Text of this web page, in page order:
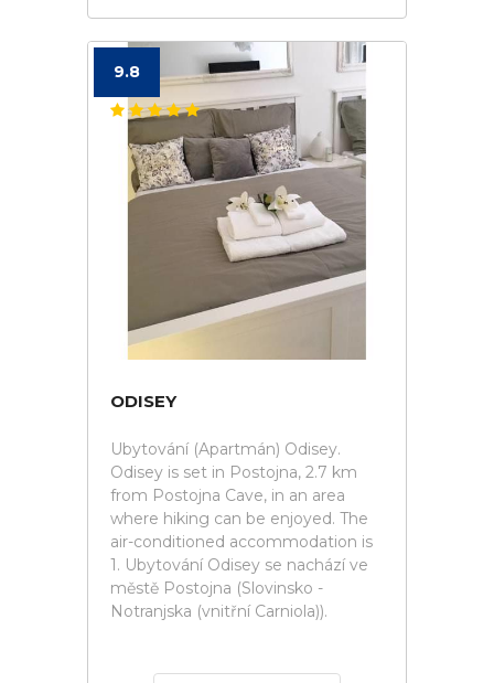
9.8
ODISEY
Ubytování (Apartmán) Odisey.
Odisey is set in Postojna, 2.7 km
from Postojna Cave, in an area
where hiking can be enjoyed. The
air-conditioned accommodation is
1. Ubytování Odisey se nachází ve
městě Postojna (Slovinsko -
Notranjska (vnitřní Carniola)).